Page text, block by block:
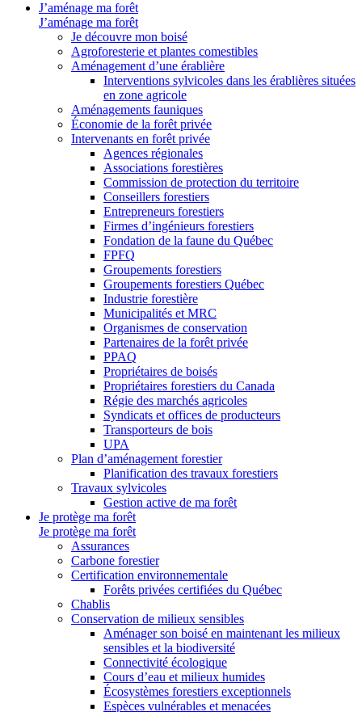
J’aménage ma forêt
J’aménage ma forêt
Je découvre mon boisé
Agroforesterie et plantes comestibles
Aménagement d’une érablière
Interventions sylvicoles dans les érablières situées
en zone agricole
Aménagements fauniques
Économie de la forêt privée
Intervenants en forêt privée
Agences régionales
Associations forestières
Commission de protection du territoire
Conseillers forestiers
Entrepreneurs forestiers
Firmes d’ingénieurs forestiers
Fondation de la faune du Québec
FPFQ
Groupements forestiers
Groupements forestiers Québec
Industrie forestière
Municipalités et MRC
Organismes de conservation
Partenaires de la forêt privée
PPAQ
Propriétaires de boisés
Propriétaires forestiers du Canada
Régie des marchés agricoles
Syndicats et offices de producteurs
Transporteurs de bois
UPA
Plan d’aménagement forestier
Planification des travaux forestiers
Travaux sylvicoles
Gestion active de ma forêt
Je protège ma forêt
Je protège ma forêt
Assurances
Carbone forestier
Certification environnementale
Forêts privées certifiées du Québec
Chablis
Conservation de milieux sensibles
Aménager son boisé en maintenant les milieux
sensibles et la biodiversité
Connectivité écologique
Cours d’eau et milieux humides
Écosystèmes forestiers exceptionnels
Espèces vulnérables et menacées